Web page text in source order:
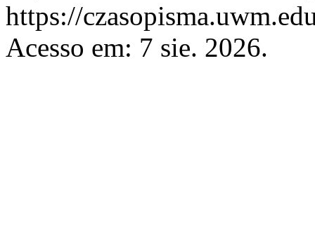
https://
Acesso em: 7 sie. 2026.